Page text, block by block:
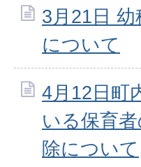
3月21日
について
4月12日町
いる保育
除について